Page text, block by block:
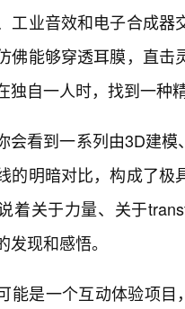
工业音效和电子合成
佛能够穿透耳膜，直
独自一人时，找到一种
会看到一系列由3D建
的明暗对比，构成了
着关于力量、关于
现和感悟。
能是一个互动体验项目